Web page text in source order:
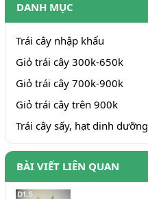
DANH MỤC
Trái cây nhập khẩu
Giỏ trái cây 300k-650k
Giỏ trái cây 700k-900k
Giỏ trái cây trên 900k
Trái cây sấy, hạt dinh dưỡng
BÀI VIẾT LIÊN QUAN